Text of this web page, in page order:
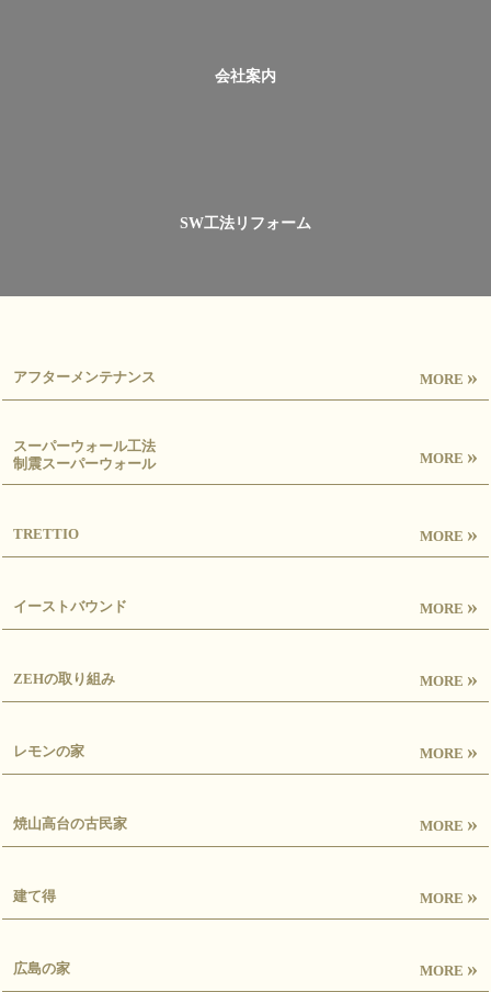
会社案内
SW工法リフォーム
アフターメンテナンス MORE »
スーパーウォール工法
制震スーパーウォール
MORE »
TRETTIO MORE »
イーストバウンド MORE »
ZEHの取り組み MORE »
レモンの家 MORE »
焼山高台の古民家 MORE »
建て得 MORE »
広島の家 MORE »